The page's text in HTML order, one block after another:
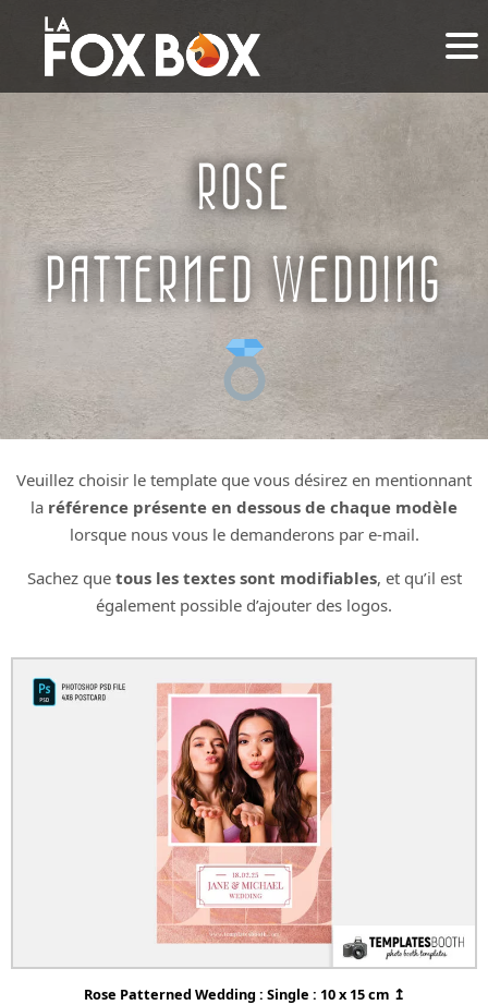
ROSE
PATTERNED WEDDING
Veuillez choisir le template que vous désirez en mentionnant
la référence présente en dessous de chaque modèle
lorsque nous vous le demanderons par e-mail.
Sachez que tous les textes sont modifiables, et qu’il est
également possible d’ajouter des logos.
Rose Patterned Wedding : Single : 10 x 15 cm ↥